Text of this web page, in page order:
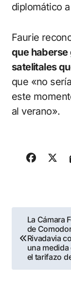
diplomático
Faurie
que haberse
satelitales
que «no
este
al verano».
de
La Cámara
de
Rivadavia
una
el tarifazo